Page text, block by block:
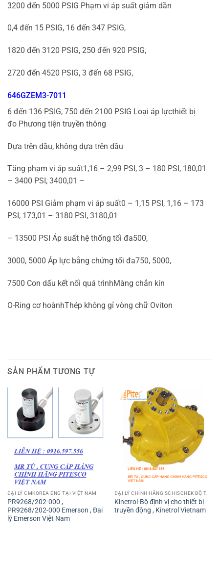
3200 đến 5000 PSIG Phạm vi áp suất giảm dần
0,4 đến 15 PSIG, 16 đến 347 PSIG,
1820 đến 3120 PSIG, 250 đến 920 PSIG,
2720 đến 4520 PSIG, 3 đến 68 PSIG,
646GZEM3-7011
6 đến 136 PSIG, 750 đến 2100 PSIG Loại áp lựcthiết bị
đo Phương tiện truyền thông
Dựa trên dầu, không dựa trên dầu
Tăng phạm vi áp suất1,16 – 2,99 PSI, 3 – 180 PSI, 180,01
– 3400 PSI, 3400,01 –
16000 PSI Giảm phạm vi áp suất0 – 1,15 PSI, 1,16 – 173
PSI, 173,01 – 3180 PSI, 3180,01
– 13500 PSI Áp suất hệ thống tối đa500,
3000, 5000 Áp lực bằng chứng tối đa750, 5000,
7500 Con dấu kết nối quá trìnhMàng chắn kín
O-Ring cơ hoànhThép không gỉ vòng chữ Oviton
SẢN PHẨM TƯƠNG TỰ
ĐẠI LÝ CMKOREA ENG TẠI VIỆT NAM
PR9268/202-000 ,
PR9268/202-000 Emerson , Đại
lý Emerson Việt Nam
Kinetrol-Bộ định vị cho thiết bị
truyền động , Kinetrol Vietnam